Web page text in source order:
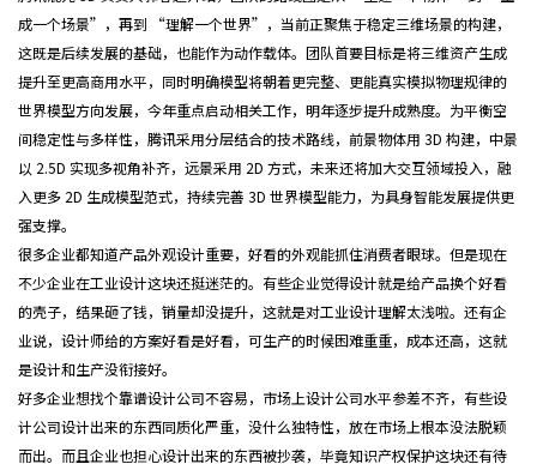
成一个场景”，再到 “理解一个世界”，当前正聚焦于稳定三维场景的构建，
这既是后续发展的基础，也能作为动作载体。团队首要目标是将三维资产生成
提升至更高商用水平，同时明确模型将朝着更完整、更能真实模拟物理规律的
世界模型方向发展，今年重点启动相关工作，明年逐步提升成熟度。为平衡空
间稳定性与多样性，腾讯采用分层结合的技术路线，前景物体用 3D 构建，中景
以 2.5D 实现多视角补齐，远景采用 2D 方式，未来还将加大交互领域投入，融
入更多 2D 生成模型范式，持续完善 3D 世界模型能力，为具身智能发展提供更
强支撑。
很多企业都知道产品外观设计重要，好看的外观能抓住消费者眼球。但是现在
不少企业在工业设计这块还挺迷茫的。有些企业觉得设计就是给产品换个好看
的壳子，结果砸了钱，销量却没提升，这就是对工业设计理解太浅啦。还有企
业说，设计师给的方案好看是好看，可生产的时候困难重重，成本还高，这就
是设计和生产没衔接好。
好多企业想找个靠谱设计公司不容易，市场上设计公司水平参差不齐，有些设
计公司设计出来的东西同质化严重，没什么独特性，放在市场上根本没法脱颖
而出。而且企业也担心设计出来的东西被抄袭，毕竟知识产权保护这块还有待